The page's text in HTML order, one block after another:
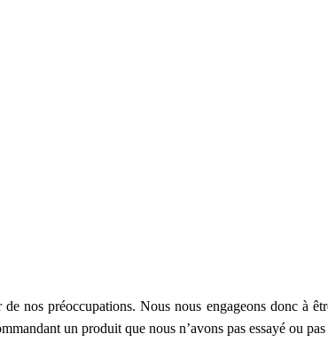
nos préoccupations. Nous nous engageons donc à
un produit que nous n’avons pas essayé ou pas